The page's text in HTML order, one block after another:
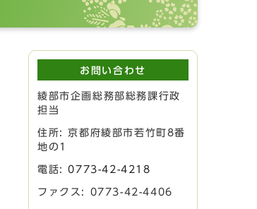
お問い合わせ
綾部市企画総務部総務課行政
担当
住所: 京都府綾部市若竹町8番
地の1
電話:0773-42-4218
ファクス: 0773-42-4406